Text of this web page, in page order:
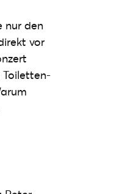
nur den
vor
Toiletten-